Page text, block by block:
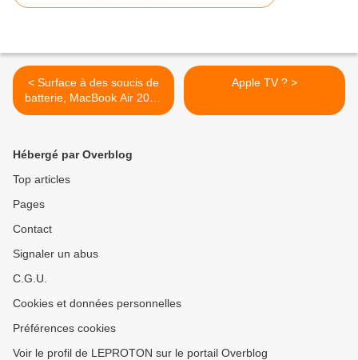
< Surface à des soucis de
batterie, MacBook Air 2015
plante et le Mate 30 sera
Apple TV ? >
Hébergé par Overblog
Top articles
Pages
Contact
Signaler un abus
C.G.U.
Cookies et données personnelles
Préférences cookies
Voir le profil de LEPROTON sur le portail Overblog